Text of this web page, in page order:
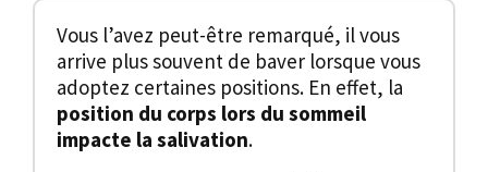
Vous l’avez peut-être remarqué, il vous
arrive plus souvent de baver lorsque vous
adoptez certaines positions. En effet, la
position du corps lors du sommeil
impacte la salivation.